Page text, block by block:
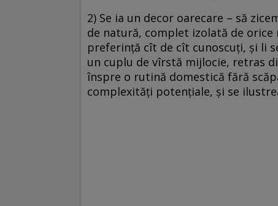
2) Se ia un decor oarecare – să
de natură, complet izolată de
preferință cît de cît cunoscuți, și li
un cuplu de vîrstă mijlocie, retras
înspre o rutină domestică fără
complexități potențiale, și se